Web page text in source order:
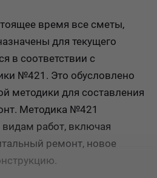
время все сметы,
для текущего
в соответствии с
№421. Это обусловлено
методики для составления
Методика №421
работ, включая
ремонт, новое